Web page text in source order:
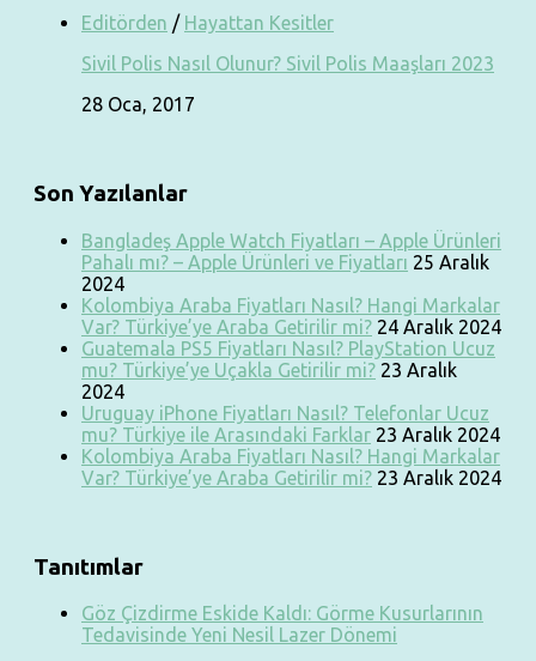
Editörden / Hayattan Kesitler
Sivil Polis Nasıl Olunur? Sivil Polis Maaşları 2023
28 Oca, 2017
Son Yazılanlar
Bangladeş Apple Watch Fiyatları – Apple Ürünleri
Pahalı mı? – Apple Ürünleri ve Fiyatları 25 Aralık
2024
Kolombiya Araba Fiyatları Nasıl? Hangi Markalar
Var? Türkiye’ye Araba Getirilir mi? 24 Aralık 2024
Guatemala PS5 Fiyatları Nasıl? PlayStation Ucuz
mu? Türkiye’ye Uçakla Getirilir mi? 23 Aralık
2024
Uruguay iPhone Fiyatları Nasıl? Telefonlar Ucuz
mu? Türkiye ile Arasındaki Farklar 23 Aralık 2024
Kolombiya Araba Fiyatları Nasıl? Hangi Markalar
Var? Türkiye’ye Araba Getirilir mi? 23 Aralık 2024
Tanıtımlar
Göz Çizdirme Eskide Kaldı: Görme Kusurlarının
Tedavisinde Yeni Nesil Lazer Dönemi